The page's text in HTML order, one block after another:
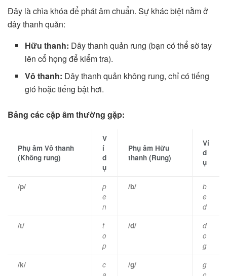
Đây là chìa khóa để phát âm chuẩn. Sự khác biệt nằm ở
dây thanh quản:
Hữu thanh: Dây thanh quản rung (bạn có thể sờ tay
lên cổ họng để kiểm tra).
Vô thanh: Dây thanh quản không rung, chỉ có tiếng
gió hoặc tiếng bật hơi.
Bảng các cặp âm thường gặp:
Phụ âm Vô thanh
(Không rung)
V
í
d
ụ
Phụ âm Hữu
thanh (Rung)
Ví
d
ụ
/p/
p
e
n
/b/
b
e
d
/t/
t
o
p
/d/
d
o
g
/k/
c
/g/
g